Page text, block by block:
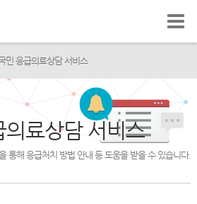
민 응급의료상담 서비스
료상담 서비스
통해 응급처치 방법 안내 등 도움을 받을 수 있습니다.